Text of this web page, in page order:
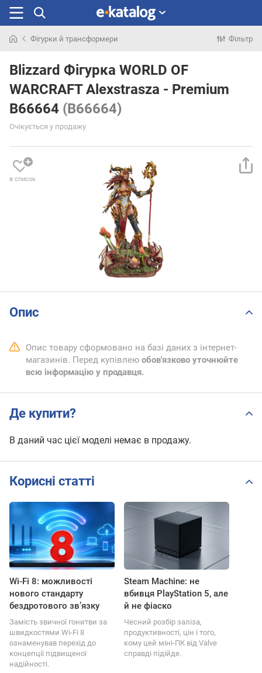
раніше
Фігурки й трансформери Фільтр
Blizzard Фігурка WORLD OF
WARCRAFT Alexstrasza - Premium
B66664 (B66664)
Очікується у продажу
в список
Опис
Опис товару сформовано на базі даних з інтернет-
магазинів. Перед купівлею обов'язково уточнюйте
всю інформацію у продавця.
Де купити?
В даний час цієї моделі немає в продажу.
Корисні статті
Wi-Fi 8: можливості
нового стандарту
бездротового зв’язку
Замість звичної гонитви за
швидкостями Wi-Fi 8
ознаменував перехід до
концепції підвищеної
надійності.
Steam Machine: не
вбивця PlayStation 5, але
й не фіаско
Чесний розбір заліза,
продуктивності, цін і того,
кому цей міні-ПК від Valve
справді підійде.